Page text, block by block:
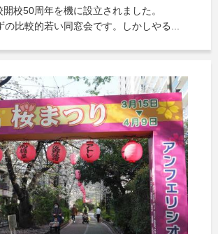
校50周年を機に設立されました。
の比較的若い同窓会です。しかしやる...